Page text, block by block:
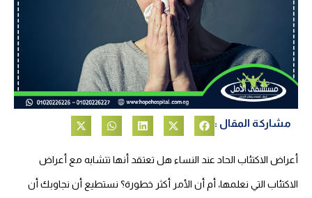
مشاركة المقال :
أعراض الاكتئاب الحاد عند النساء هل تعتقد أنها تتشابه مع أعراض
الاكتئاب التي نعلمها، أم أن الأمر أكثر خطورة؟ نستطيع أن نجاوبك أن